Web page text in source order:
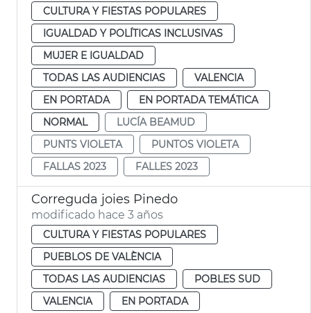
CULTURA Y FIESTAS POPULARES
IGUALDAD Y POLÍTICAS INCLUSIVAS
MUJER E IGUALDAD
TODAS LAS AUDIENCIAS
VALENCIA
EN PORTADA
EN PORTADA TEMÁTICA
NORMAL
LUCÍA BEAMUD
PUNTS VIOLETA
PUNTOS VIOLETA
FALLAS 2023
FALLES 2023
Correguda joies Pinedo
modificado hace 3 años
CULTURA Y FIESTAS POPULARES
PUEBLOS DE VALÈNCIA
TODAS LAS AUDIENCIAS
POBLES SUD
VALENCIA
EN PORTADA